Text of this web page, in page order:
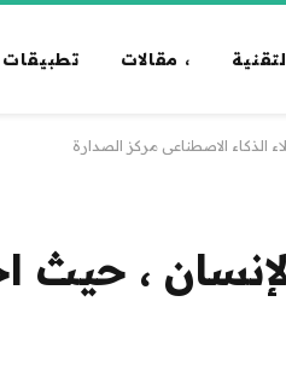
، مقالات تطبيقات
الذكاء الاصطناعي مركز الصدارة
، حيث